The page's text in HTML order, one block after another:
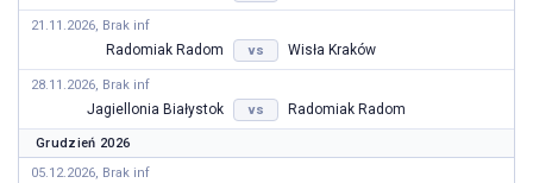
21.11.2026, Brak inf
Radomiak Radom vs Wisła Kraków
28.11.2026, Brak inf
Jagiellonia Białystok vs Radomiak Radom
Grudzień 2026
05.12.2026, Brak inf